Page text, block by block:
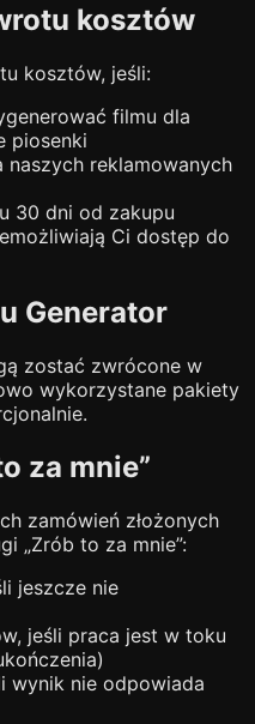
kosztów
kosztów, jeśli:
filmu dla
piosenki
naszych reklamowanych
30 dni od zakupu
Ci dostęp do
Generator
zostać zwrócone w
wykorzystane pakiety
za mnie”
zamówień złożonych
„Zrób to za mnie”:
jeszcze nie
jeśli praca jest w toku
wynik nie odpowiada